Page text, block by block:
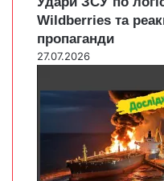
Wildberries та
пропаганди
27.07.2026